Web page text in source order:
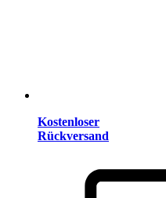
Kostenloser
Rückversand